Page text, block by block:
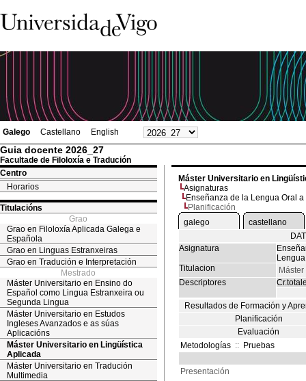
Galego Castellano English
Guia docente 2026_27
Facultade de Filoloxía e Tradución
Centro
Horarios
Titulacións
Grao
Grao en Filoloxía Aplicada Galega e
Española
Grao en Linguas Estranxeiras
Grao en Tradución e Interpretación
Mestrado
Máster Universitario en Ensino do
Español como Lingua Estranxeira ou
Segunda Lingua
Máster Universitario en Estudos
Ingleses Avanzados e as súas
Aplicacións
Máster Universitario en Lingüística
Aplicada
Máster Universitario en Tradución
Multimedia
Máster Universitario en
Asignaturas
Enseñanza de la Lengua Oral
Planificación
galego
castellano
Asignatura
Titulacion
Descriptores
Resultados de Formación y
Planificación
Evaluación
Metodologías :: Pruebas
Presentación